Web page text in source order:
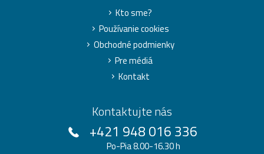
Kto sme?
Používanie cookies
Obchodné podmienky
Pre médiá
Kontakt
Kontaktujte nás
+421 948 016 336
Po-Pia 8.00-16.30 h